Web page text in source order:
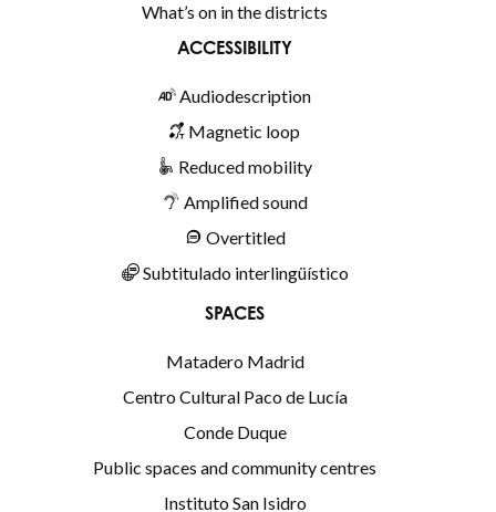
What’s on in the districts
ACCESSIBILITY
Audiodescription
Magnetic loop
Reduced mobility
Amplified sound
Overtitled
Subtitulado interlingüístico
SPACES
Matadero Madrid
Centro Cultural Paco de Lucía
Conde Duque
Public spaces and community centres
Instituto San Isidro